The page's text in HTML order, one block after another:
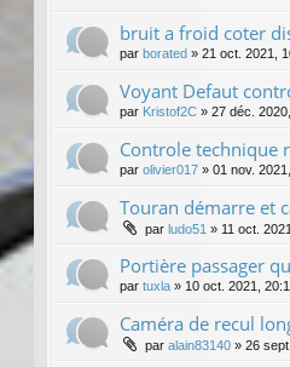
bruit a froid coter
par borated » 21 oct. 2021,
Voyant Defaut
par Kristof2C » 27 déc.
Controle technique
par olivier017 » 01 nov.
Touran démarre et
par ludo51 » 11 oct.
Portière passager
par tuxla » 10 oct. 2021,
Caméra de recul
par alain83140 » 26